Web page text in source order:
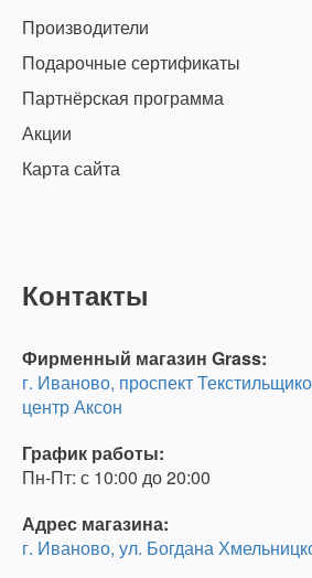
Производители
Подарочные сертификаты
Партнёрская программа
Акции
Карта сайта
Контакты
Фирменный магазин Grass:
г. Иваново, проспект
центр Аксон
График работы:
Пн-Пт: с 10:00 до 20:00
Адрес магазина:
г. Иваново, ул. Богдана